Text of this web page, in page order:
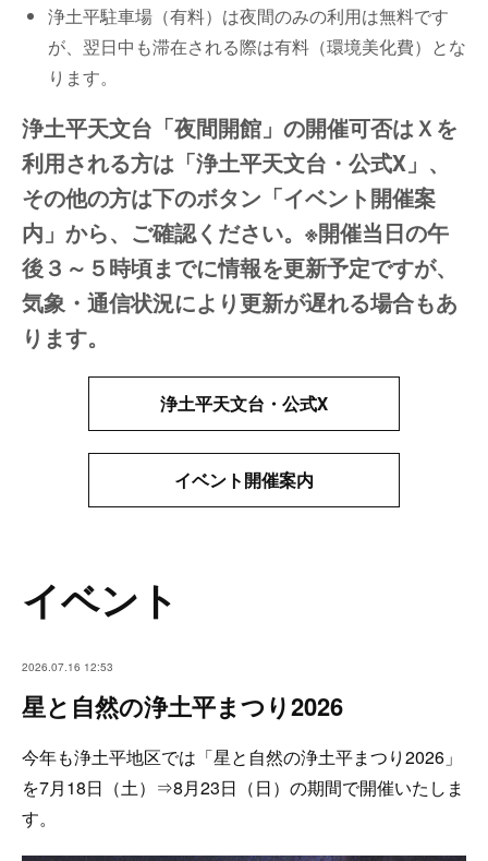
浄土平駐車場（有料）は夜間のみの利用は無料です
が、翌日中も滞在される際は有料（環境美化費）とな
ります。
浄土平天文台「夜間開館」の開催可否はＸを
利用される方は「浄土平天文台・公式Ⅹ」、
その他の方は下のボタン「イベント開催案
内」から、ご確認ください。※開催当日の午
後３～５時頃までに情報を更新予定ですが、
気象・通信状況により更新が遅れる場合もあ
ります。
浄土平天文台・公式Ⅹ
イベント開催案内
イベント
2026.07.16 12:53
星と自然の浄土平まつり2026
今年も浄土平地区では「星と自然の浄土平まつり2026」
を7月18日（土）⇒8月23日（日）の期間で開催いたしま
す。